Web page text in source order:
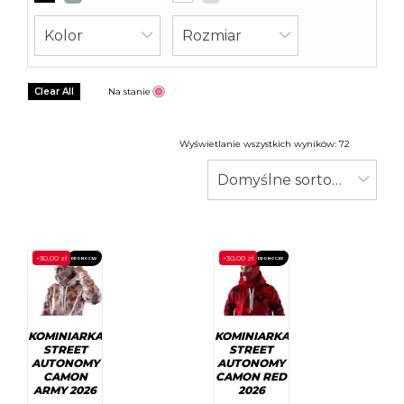
Kolor Rozmiar
Clear All Na stanie
Wyświetlanie wszystkich wyników: 72
Domyślne sortowanie
PROMOCJA!
-30,00 zł
KOMINIARKA
STREET
AUTONOMY
CAMON
ARMY 2026
PROMOCJA!
-30,00 zł
KOMINIARKA
STREET
AUTONOMY
CAMON RED
2026